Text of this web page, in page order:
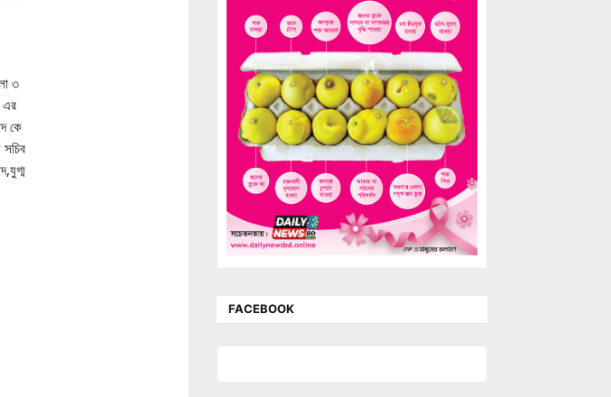
৩
এর
কে
FACEBOOK